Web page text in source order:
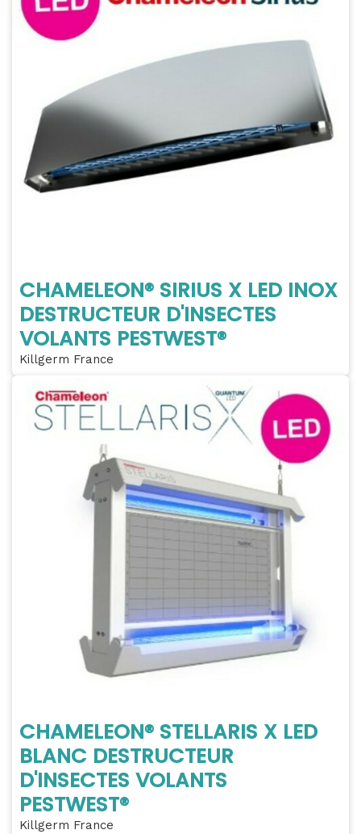
CHAMELEON® SIRIUS X LED INOX
DESTRUCTEUR D'INSECTES
VOLANTS PESTWEST®
Killgerm France
CHAMELEON® STELLARIS X LED
BLANC DESTRUCTEUR
D'INSECTES VOLANTS
PESTWEST®
Killgerm France